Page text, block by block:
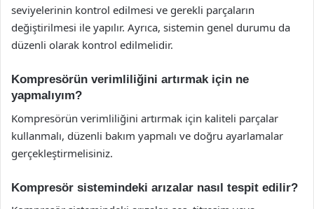
seviyelerinin kontrol edilmesi ve gerekli parçaların
değiştirilmesi ile yapılır. Ayrıca, sistemin genel durumu da
düzenli olarak kontrol edilmelidir.
Kompresörün verimliliğini artırmak için ne
yapmalıyım?
Kompresörün verimliliğini artırmak için kaliteli parçalar
kullanmalı, düzenli bakım yapmalı ve doğru ayarlamalar
gerçekleştirmelisiniz.
Kompresör sistemindeki arızalar nasıl tespit edilir?